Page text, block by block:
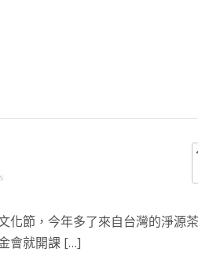
化節，今年多了來自台灣的淨源
會就開課 […]